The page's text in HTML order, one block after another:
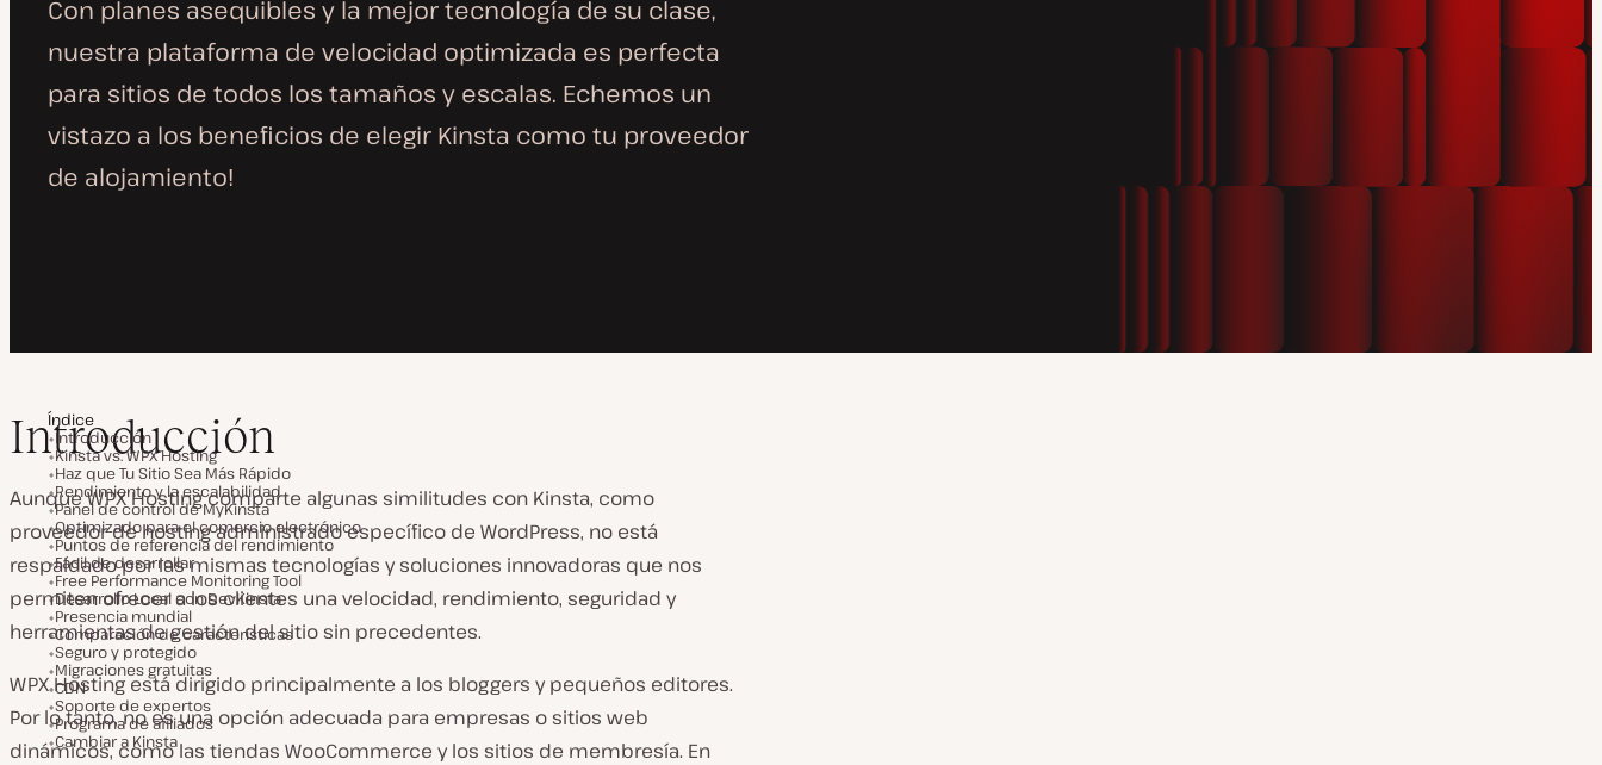
Con planes asequibles y la mejor tecnología de su clase,
nuestra plataforma de velocidad optimizada es perfecta
para sitios de todos los tamaños y escalas. Echemos un
vistazo a los beneficios de elegir Kinsta como tu proveedor
de alojamiento!
Índice
Introducción
Kinsta vs. WPX Hosting
Haz que Tu Sitio Sea Más Rápido
Rendimiento y la escalabilidad
Panel de control de MyKinsta
Optimizado para el comercio electrónico
Puntos de referencia del rendimiento
Fácil de desarrollar
Free Performance Monitoring Tool
Desarrollo Local con DevKinsta
Presencia mundial
Comparación de características
Seguro y protegido
Migraciones gratuitas
CDN
Soporte de expertos
Programa de afiliados
Cambiar a Kinsta
Introducción
Aunque WPX Hosting comparte algunas similitudes con Kinsta, como
proveedor de hosting administrado específico de WordPress, no está
respaldado por las mismas tecnologías y soluciones innovadoras que nos
permiten ofrecer a los clientes una velocidad, rendimiento, seguridad y
herramientas de gestión del sitio sin precedentes.
WPX Hosting está dirigido principalmente a los bloggers y pequeños editores.
Por lo tanto, no es una opción adecuada para empresas o sitios web
dinámicos, como las tiendas WooCommerce y los sitios de membresía. En